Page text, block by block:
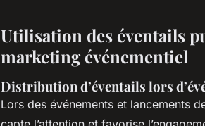
Utilisation des éventails
marketing événementiel
Distribution d’éventails lors
Lors des événements et lancements